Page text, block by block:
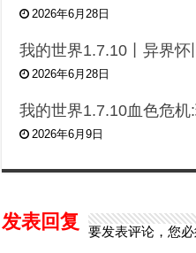
2026年6月28日
我的世界1.7.10丨异界
2026年6月28日
我的世界1.7.10血色危机
2026年6月9日
发表回复 要发表评论，您